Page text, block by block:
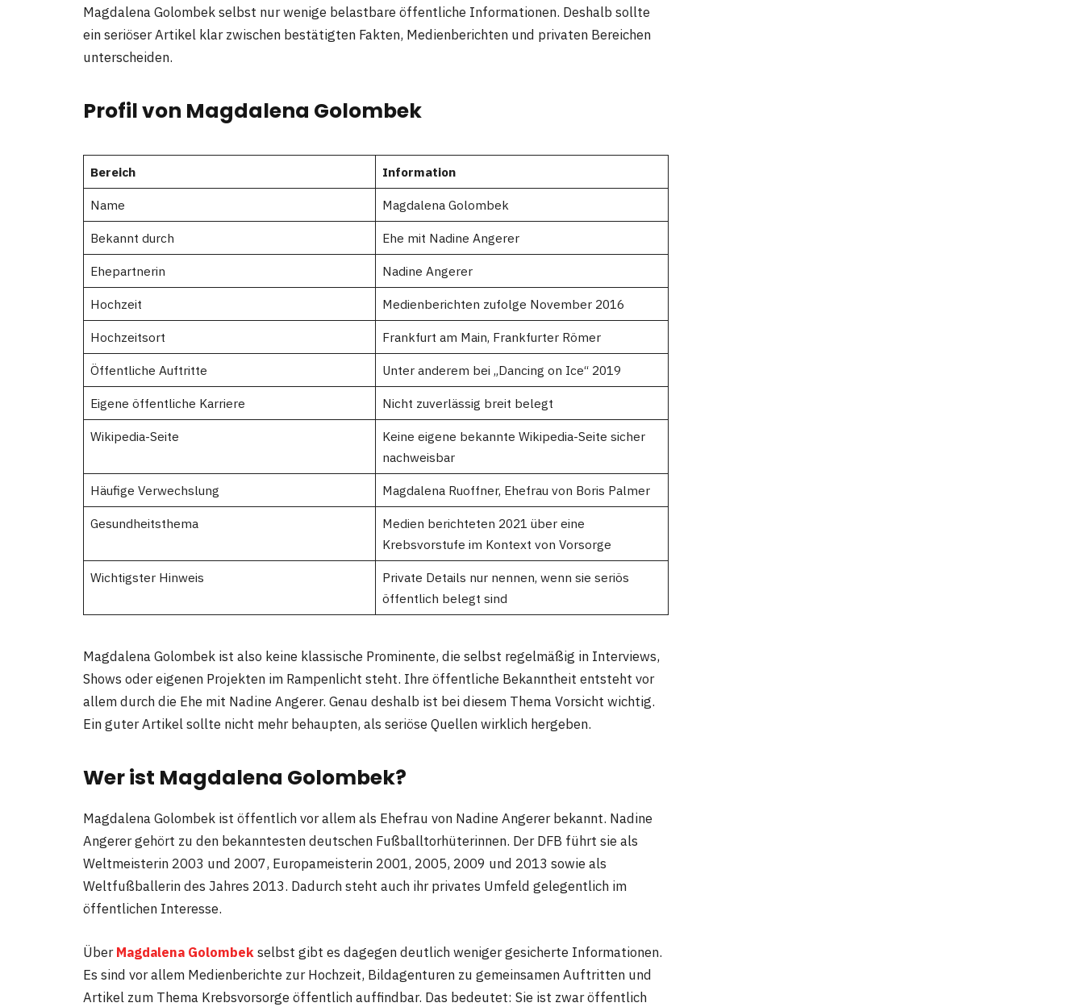
Magdalena Golombek selbst nur wenige belastbare öffentliche Informationen. Deshalb sollte
ein seriöser Artikel klar zwischen bestätigten Fakten, Medienberichten und privaten Bereichen
unterscheiden.
Profil von Magdalena Golombek
Bereich Information
Name Magdalena Golombek
Bekannt durch Ehe mit Nadine Angerer
Ehepartnerin Nadine Angerer
Hochzeit Medienberichten zufolge November 2016
Hochzeitsort Frankfurt am Main, Frankfurter Römer
Öffentliche Auftritte Unter anderem bei „Dancing on Ice“ 2019
Eigene öffentliche Karriere Nicht zuverlässig breit belegt
Wikipedia-Seite
Keine eigene bekannte Wikipedia-Seite sicher
nachweisbar
Häufige Verwechslung Magdalena Ruoffner, Ehefrau von Boris Palmer
Gesundheitsthema
Medien berichteten 2021 über eine
Krebsvorstufe im Kontext von Vorsorge
Wichtigster Hinweis
Private Details nur nennen, wenn sie seriös
öffentlich belegt sind
Magdalena Golombek ist also keine klassische Prominente, die selbst regelmäßig in Interviews,
Shows oder eigenen Projekten im Rampenlicht steht. Ihre öffentliche Bekanntheit entsteht vor
allem durch die Ehe mit Nadine Angerer. Genau deshalb ist bei diesem Thema Vorsicht wichtig.
Ein guter Artikel sollte nicht mehr behaupten, als seriöse Quellen wirklich hergeben.
Wer ist Magdalena Golombek?
Magdalena Golombek ist öffentlich vor allem als Ehefrau von Nadine Angerer bekannt. Nadine
Angerer gehört zu den bekanntesten deutschen Fußballtorhüterinnen. Der DFB führt sie als
Weltmeisterin 2003 und 2007, Europameisterin 2001, 2005, 2009 und 2013 sowie als
Weltfußballerin des Jahres 2013. Dadurch steht auch ihr privates Umfeld gelegentlich im
öffentlichen Interesse.
ÜberMagdalena Golombekselbst gibt es dagegen deutlich weniger gesicherte Informationen.
Es sind vor allem Medienberichte zur Hochzeit, Bildagenturen zu gemeinsamen Auftritten und
Artikel zum Thema Krebsvorsorge öffentlich auffindbar. Das bedeutet: Sie ist zwar öffentlich